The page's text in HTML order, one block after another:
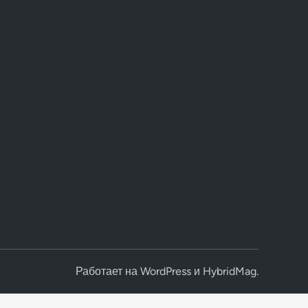
Работает на WordPress и HybridMag.